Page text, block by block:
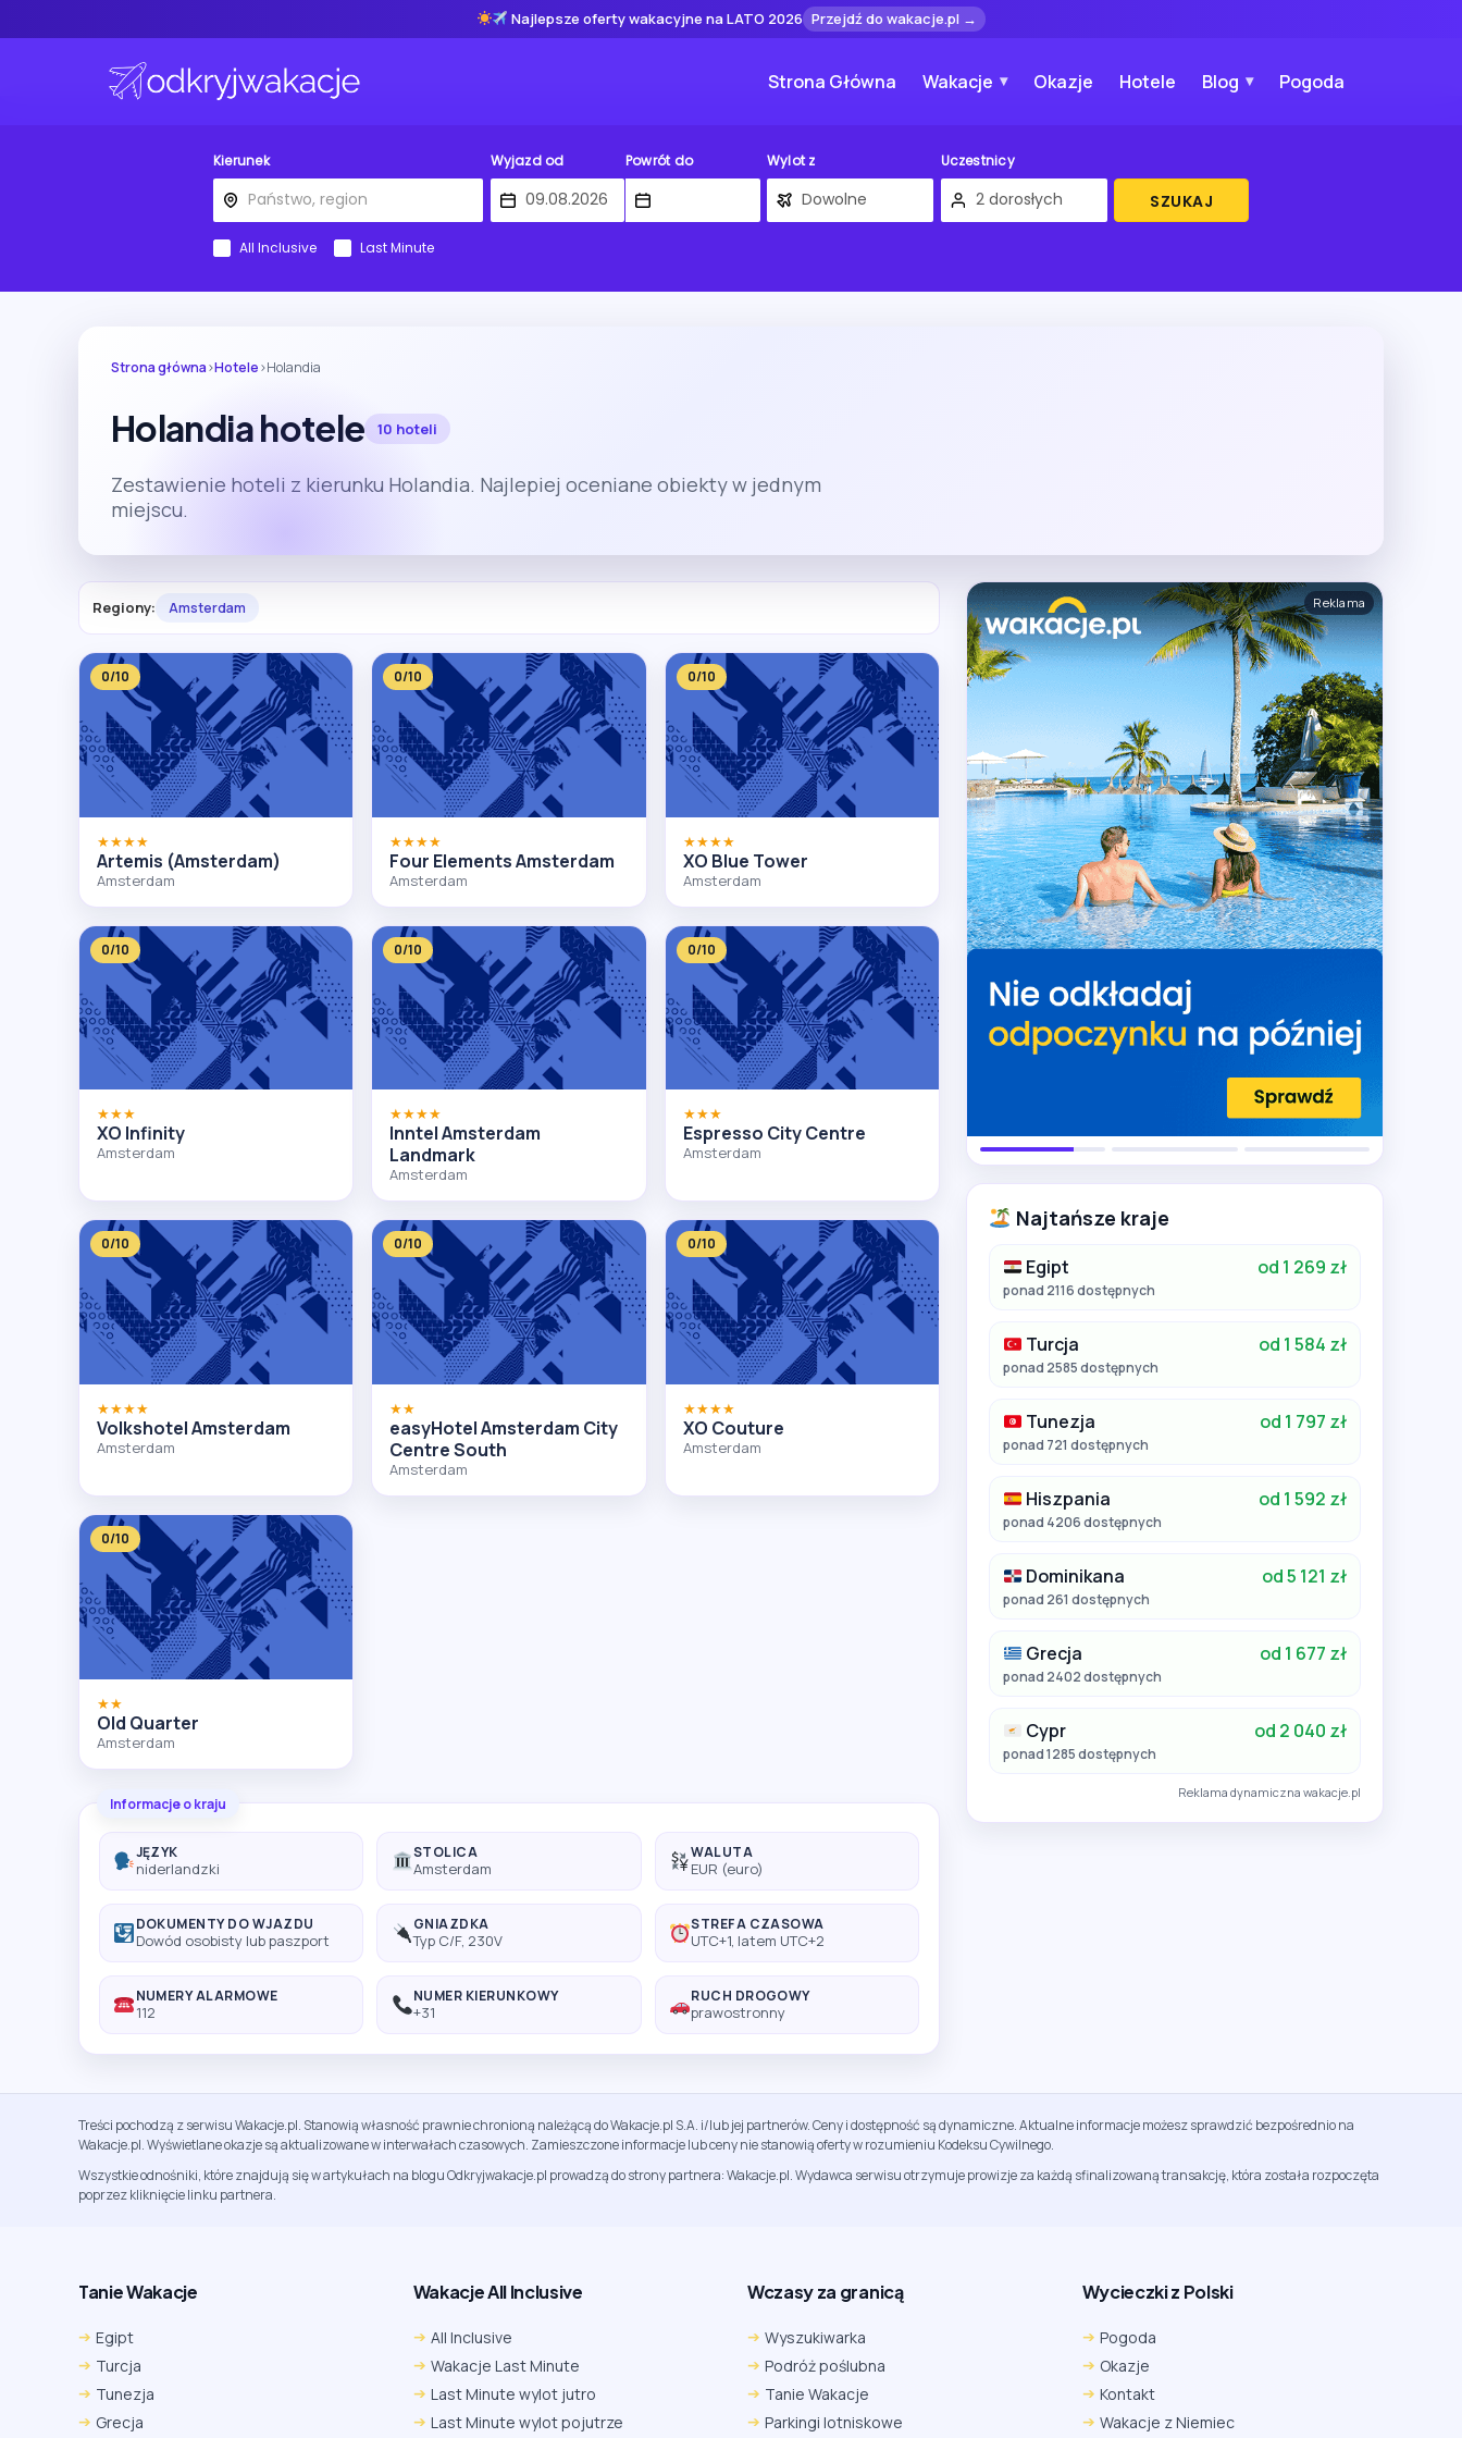
Najlepsze oferty wakacyjne na LATO 2026 Przejdź do wakacje.pl →
Strona Główna Wakacje Okazje Hotele Blog Pogoda
Kierunek Wyjazd od Powrót do Wylot z Uczestnicy
SZUKAJ
All Inclusive Last Minute
Strona główna›Hotele›Holandia
Holandia hotele 10 hoteli
Zestawienie hoteli z kierunku Holandia. Najlepiej oceniane obiekty w jednym
miejscu.
Regiony: Amsterdam
0/10
★★★★
Artemis (Amsterdam)
Amsterdam
0/10
★★★★
Four Elements Amsterdam
Amsterdam
0/10
★★★★
XO Blue Tower
Amsterdam
0/10
★★★
XO Infinity
Amsterdam
0/10
★★★★
Inntel Amsterdam
Landmark
Amsterdam
0/10
★★★
Espresso City Centre
Amsterdam
0/10
★★★★
Volkshotel Amsterdam
Amsterdam
0/10
★★
easyHotel Amsterdam City
Centre South
Amsterdam
0/10
★★★★
XO Couture
Amsterdam
0/10
★★
Old Quarter
Amsterdam
Informacje o kraju
JĘZYK
niderlandzki
STOLICA
Amsterdam
WALUTA
EUR (euro)
DOKUMENTY DO WJAZDU
Dowód osobisty lub paszport
GNIAZDKA
Typ C/F, 230V
STREFA CZASOWA
UTC+1, latem UTC+2
NUMERY ALARMOWE
112
NUMER KIERUNKOWY
+31
RUCH DROGOWY
prawostronny
Reklama
Najtańsze kraje
Egipt od 1 269 zł
ponad 2116 dostępnych
Turcja od 1 584 zł
ponad 2585 dostępnych
Tunezja od 1 797 zł
ponad 721 dostępnych
Hiszpania od 1 592 zł
ponad 4206 dostępnych
Dominikana od 5 121 zł
ponad 261 dostępnych
Grecja od 1 677 zł
ponad 2402 dostępnych
Cypr od 2 040 zł
ponad 1285 dostępnych
Reklama dynamiczna wakacje.pl
Treści pochodzą z serwisu Wakacje.pl. Stanowią własność prawnie chronioną należącą do Wakacje.pl S.A. i/lub jej partnerów. Ceny i dostępność są dynamiczne. Aktualne informacje możesz sprawdzić bezpośrednio na
Wakacje.pl. Wyświetlane okazje są aktualizowane w interwałach czasowych. Zamieszczone informacje lub ceny nie stanowią oferty w rozumieniu Kodeksu Cywilnego.
Wszystkie odnośniki, które znajdują się w artykułach na blogu Odkryjwakacje.pl prowadzą do strony partnera: Wakacje.pl. Wydawca serwisu otrzymuje prowizje za każdą sfinalizowaną transakcję, która została rozpoczęta
poprzez kliknięcie linku partnera.
Tanie Wakacje
Egipt
Turcja
Tunezja
Grecja
Wakacje All Inclusive
All Inclusive
Wakacje Last Minute
Last Minute wylot jutro
Last Minute wylot pojutrze
Wczasy za granicą
Wyszukiwarka
Podróż poślubna
Tanie Wakacje
Parkingi lotniskowe
Wycieczki z Polski
Pogoda
Okazje
Kontakt
Wakacje z Niemiec
Edge
Ustawienia → Prywatność i bezpieczeństwo → Pliki
cookie innych firm → ustaw „Zezwalaj”.
Na czas rezerwacji nie blokuj cookies i śledzenia dla tej